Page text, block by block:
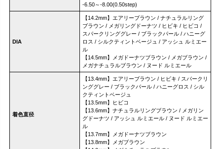
-6.50～-8.00(0.50step)
DIA
【14.2mm】エアリーブラウン / ナチュラルリング
ブラウン / メガリングドーナツ / ヒビキ / ヒビコ /
スパークリンググレー / ブラックパール / ハニーグ
ロス / シルクティントベージュ / アッシュ ルミエー
ル
【14.5mm】メガドーナツブラウン / メガブラウン /
メガナチュラルブラウン / ヌード ルミエール
着色直径
【13.4mm】エアリーブラウン / ヒビキ / スパークリ
ンググレー / ブラックパール / ハニーグロス / シル
クティントベージュ
【13.5mm】ヒビコ
【13.6mm】ナチュラルリングブラウン / メガリン
グドーナツ / アッシュ ルミエール / ヌード ルミエー
ル
【13.7mm】メガドーナツブラウン
【13.8mm】メガブラウン